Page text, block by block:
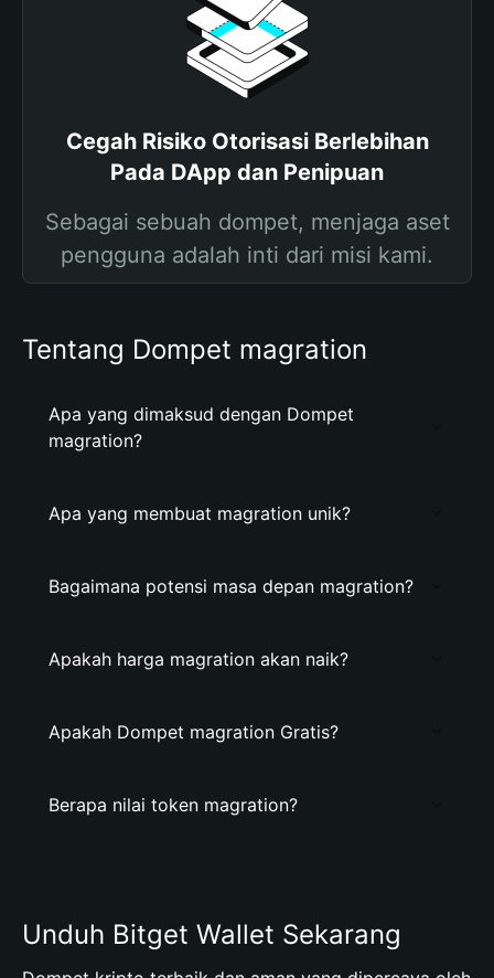
Cegah Risiko Otorisasi Berlebihan
Pada DApp dan Penipuan
Sebagai sebuah dompet, menjaga aset
pengguna adalah inti dari misi kami.
Tentang Dompet magration
Apa yang dimaksud dengan Dompet
magration?
Apa yang membuat magration unik?
Bagaimana potensi masa depan magration?
Apakah harga magration akan naik?
Apakah Dompet magration Gratis?
Berapa nilai token magration?
Unduh Bitget Wallet Sekarang